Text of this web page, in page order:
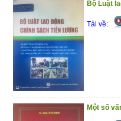
Bộ Luật
Tải về:
Một số